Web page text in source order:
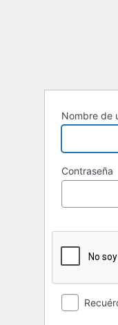
Nombre de
Contraseña